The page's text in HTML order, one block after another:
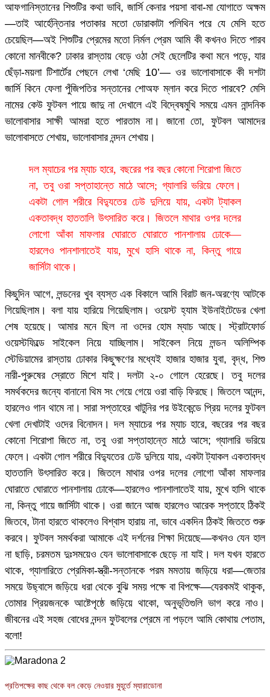
আফগানিস্তানের শিশুটির কথা ভাবি, জার্সি কেনার পয়সা বাবা-মা যোগাতে অক্ষম
—তাই আর্হেন্তিনার পতাকার মতো ডোরাকাটা পলিথিন পরে যে মেসি হতে
চেয়েছিল—অই শিশুটির প্রেমের মতো নির্মল প্রেম আমি কী কখনও দিতে পারব
কোনো মানবীকে? ঢাকার রাস্তায় বেড়ে ওঠা সেই ছেলেটির কথা মনে পড়ে, যার
ছেঁড়া-ময়লা টিশার্টের পেছনে লেখা ‘মেছি 10’— ওর ভালোবাসাকে কী দশটা
জার্সি কিনে ফেলা পুঁজিপতির সন্তানের শোঅফ ম্লান করে দিতে পারবে? মেসি
নামের কেউ ফুটবল পায়ে জাদু না দেখালে এই বিদ্বেষমুখি সময়ে এমন নান্দনিক
ভালোবাসার সাক্ষী আমরা হতে পারতাম না। জানো তো, ফুটবল আমাদের
ভালোবাসতে শেখায়, ভালোবাসার নন্দন শেখায়।
দল ম্যাচের পর ম্যাচ হারে, বছরের পর বছর কোনো শিরোপা জিতে
না, তবু ওরা সপ্তাহান্তে মাঠে আসে; গ্যালারি ভরিয়ে ফেলে।
একটা গোল শরীরে বিদ্যুতের ঢেউ দুলিয়ে যায়, একটা ট্যাকল
একতাবদ্ধ হাততালি উৎসারিত করে। জিতলে মাথার ওপর দলের
লোগো আঁকা মাফলার ঘোরাতে ঘোরাতে পানশালায় ঢোকে—
হারলেও পানশালাতেই যায়, মুখে হাসি থাকে না, কিন্তু গায়ে
জার্সিটা থাকে।
কিছুদিন আগে, লন্ডনের খুব ব্যস্ত এক বিকালে আমি বিরাট জন-অরণ্যে আটকে
গিয়েছিলাম। বলা যায় হারিয়ে গিয়েছিলাম। ওয়েস্ট হ্যাম ইউনাইটেডের খেলা
শেষ হয়েছে। আমার মনে ছিল না ওদের হোম ম্যাচ আছে। স্ট্রাটফোর্ড
ওয়েস্টফিল্ডে সাইকেল নিয়ে যাচ্ছিলাম। সাইকেল নিয়ে লন্ডন অলিম্পিক
স্টেডিয়ামের রাস্তায় ঢোকার কিছুক্ষণের মধ্যেই হাজার হাজার যুবা, বৃদ্ধ, শিশু
নারী-পুরুষের স্রোতে মিশে যাই। দলটা ২-০ গোলে হেরেছে। তবু দলের
সমর্থকদের জন্যে বানানো থিম সং গেয়ে গেয়ে ওরা বাড়ি ফিরছে। জিতলে আনন্দ,
হারলেও গান থামে না। সারা সপ্তাহের খাটুনির পর উইকেন্ডে প্রিয় দলের ফুটবল
খেলা দেখাটাই ওদের বিনোদন। দল ম্যাচের পর ম্যাচ হারে, বছরের পর বছর
কোনো শিরোপা জিতে না, তবু ওরা সপ্তাহান্তে মাঠে আসে; গ্যালারি ভরিয়ে
ফেলে। একটা গোল শরীরে বিদ্যুতের ঢেউ দুলিয়ে যায়, একটা ট্যাকল একতাবদ্ধ
হাততালি উৎসারিত করে। জিতলে মাথার ওপর দলের লোগো আঁকা মাফলার
ঘোরাতে ঘোরাতে পানশালায় ঢোকে—হারলেও পানশালাতেই যায়, মুখে হাসি থাকে
না, কিন্তু গায়ে জার্সিটা থাকে। ওরা জানে আজ হারলেও আরেক সপ্তাহে ঠিকই
জিতবে, টানা হারতে থাকলেও বিশ্বাস হারায় না, ভাবে একদিন ঠিকই জিততে শুরু
করবে। ফুটবল সমর্থকরা আমাকে এই দর্শনের শিক্ষা দিয়েছে—কখনও যেন হাল
না ছাড়ি, চরমতম দুঃসময়েও যেন ভালোবাসাকে ছেড়ে না যাই। দল যখন হারতে
থাকে, গ্যালারিতে প্রেমিকা-স্ত্রী-সন্তানকে পরম মমতায় জড়িয়ে ধরা—জেতার
সময়ে উছ্বাসে জড়িয়ে ধরা থেকে বুঝি সময় পক্ষে বা বিপক্ষে—যেরকমই থাকুক,
তোমার প্রিয়জনকে আষ্টেপৃষ্ঠে জড়িয়ে থাকো, অনুভূতিগুলি ভাগ করে নাও।
জীবনের এই সহজ বোধের নন্দন ফুটবলের প্রেমে না পড়লে আমি কোথায় পেতাম,
বলো!
প্রতিপক্ষের কাছ থেকে বল কেড়ে নেওয়ার মুহূর্তে ম্যারাডোনা